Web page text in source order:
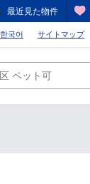
最近見た物件
한국어 サイトマップ